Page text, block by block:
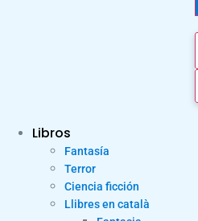
Libros
Fantasía
Terror
Ciencia ficción
Llibres en català